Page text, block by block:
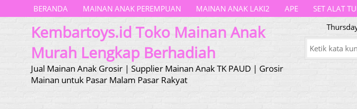
BERANDA MAINAN ANAK PEREMPUAN MAINAN ANAK LAKI2 APE SET ALAT
Kembartoys.id Toko Mainan Anak
Murah Lengkap Berhadiah
Jual Mainan Anak Grosir | Supplier Mainan Anak TK PAUD | Grosir
Mainan untuk Pasar Malam Pasar Rakyat